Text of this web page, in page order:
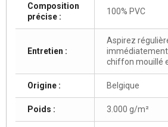
Composition
précise :
100% PVC
Entretien :
Aspirez
immédiatement
chiffon mouillé
Origine : Belgique
Poids : 3.000 g/m²